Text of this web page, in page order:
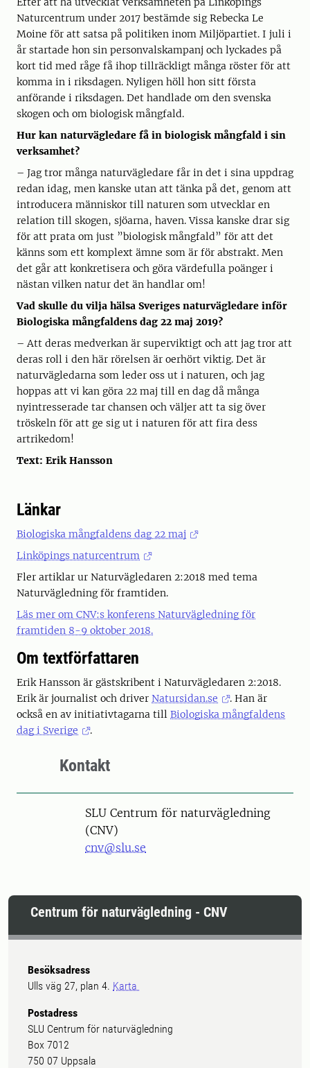
Naturcentrum under 2017 bestämde sig Rebecka Le
Moine för att satsa på politiken inom Miljöpartiet. I juli i
år startade hon sin personvalskampanj och lyckades på
kort tid med råge få ihop tillräckligt många röster för att
komma in i riksdagen. Nyligen höll hon sitt första
anförande i riksdagen. Det handlade om den svenska
skogen och om biologisk mångfald.
Hur kan naturvägledare få in biologisk mångfald i sin
verksamhet?
– Jag tror många naturvägledare får in det i sina uppdrag
redan idag, men kanske utan att tänka på det, genom att
introducera människor till naturen som utvecklar en
relation till skogen, sjöarna, haven. Vissa kanske drar sig
för att prata om just ”biologisk mångfald” för att det
känns som ett komplext ämne som är för abstrakt. Men
det går att konkretisera och göra värdefulla poänger i
nästan vilken natur det än handlar om!
Vad skulle du vilja hälsa Sveriges naturvägledare inför
Biologiska mångfaldens dag 22 maj 2019?
– Att deras medverkan är superviktigt och att jag tror att
deras roll i den här rörelsen är oerhört viktig. Det är
naturvägledarna som leder oss ut i naturen, och jag
hoppas att vi kan göra 22 maj till en dag då många
nyintresserade tar chansen och väljer att ta sig över
tröskeln för att ge sig ut i naturen för att fira dess
artrikedom!
Text: Erik Hansson
Länkar
Biologiska mångfaldens dag 22 maj
Linköpings naturcentrum
Fler artiklar ur Naturvägledaren 2:2018 med tema
Naturvägledning för framtiden.
Läs mer om CNV:s konferens Naturvägledning för
framtiden 8-9 oktober 2018.
Om textförfattaren
Erik Hansson är gästskribent i Naturvägledaren 2:2018.
Erik är journalist och driver Natursidan.se
. Han är
också en av initiativtagarna till Biologiska mångfaldens
dag i Sverige
.
Kontakt
SLU Centrum för naturvägledning
(CNV)
cnv@slu.se
Centrum för naturvägledning - CNV
Besöksadress
Ulls väg 27, plan 4. Karta
Postadress
SLU Centrum för naturvägledning
Box 7012
750 07 Uppsala